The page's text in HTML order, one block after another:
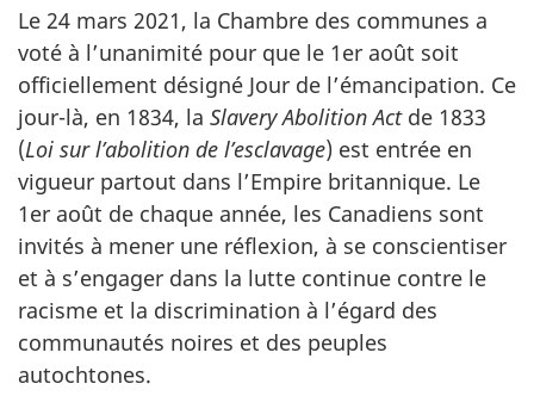
Le 24 mars 2021, la Chambre des communes a
voté à l’unanimité pour que le 1er août soit
officiellement désigné Jour de l’émancipation. Ce
jour-là, en 1834, la Slavery Abolition Actde 1833
(Loi sur l’abolition de l’esclavage) est entrée en
vigueur partout dans l’Empire britannique. Le
1er août de chaque année, les Canadiens sont
invités à mener une réflexion, à se conscientiser
et à s’engager dans la lutte continue contre le
racisme et la discrimination à l’égard des
communautés noires et des peuples
autochtones.